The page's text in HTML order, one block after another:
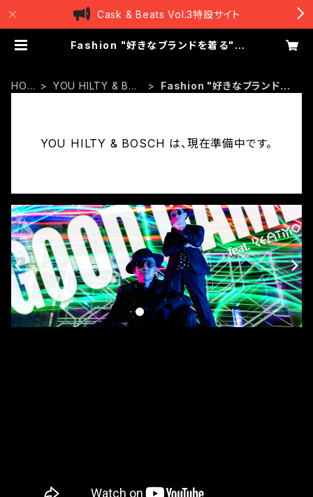
Cask & Beats Vol.3特設サイト
Fashion "好きなブランドを着る" |
HOM
YOU HILTY & BOS
Fashion "好きなブランドを
YOU HILTY & BOSCH は、現在準備中です。